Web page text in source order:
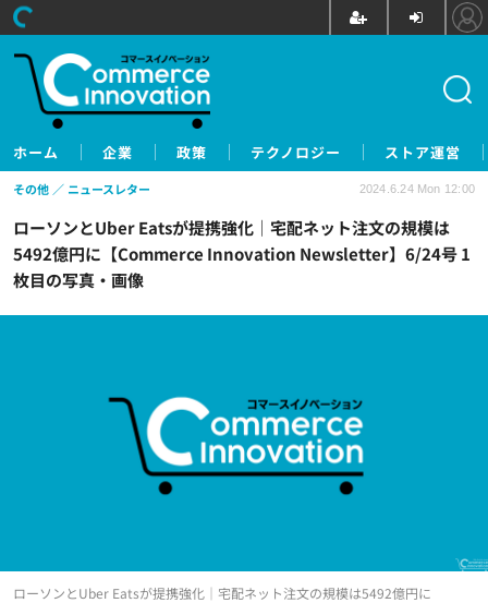
ホーム 企業 政策 テクノロジー ストア運営
ローソンとUber Eatsが提携強化｜宅配ネット注文の規模は
5492億円に【Commerce Innovation Newsletter】6/24号 1
枚目の写真・画像
その他 ニュースレター 2024.6.24 Mon 12:00
ローソンとUber Eatsが提携強化｜宅配ネット注文の規模は5492億円に